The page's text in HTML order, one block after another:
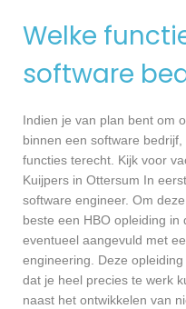
Welke
software
Indien je van plan bent om
binnen een software
functies terecht. Kijk voor
Kuijpers in Ottersum In
software engineer. Om
beste een HBO opleiding in
eventueel aangevuld met
engineering. Deze
dat je heel precies te werk
naast het ontwikkelen van